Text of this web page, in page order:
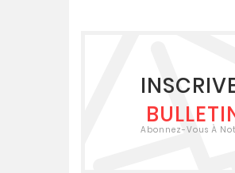
Abonnez-Vous À